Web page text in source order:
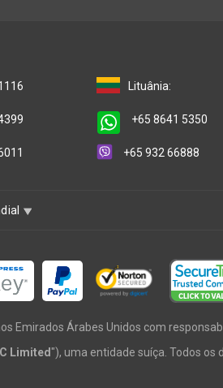
Lituânia:
+65 8641 5350
+65 932 66888
Emirados Árabes Unidos com
Limited "), uma entidade suíça. Todos os